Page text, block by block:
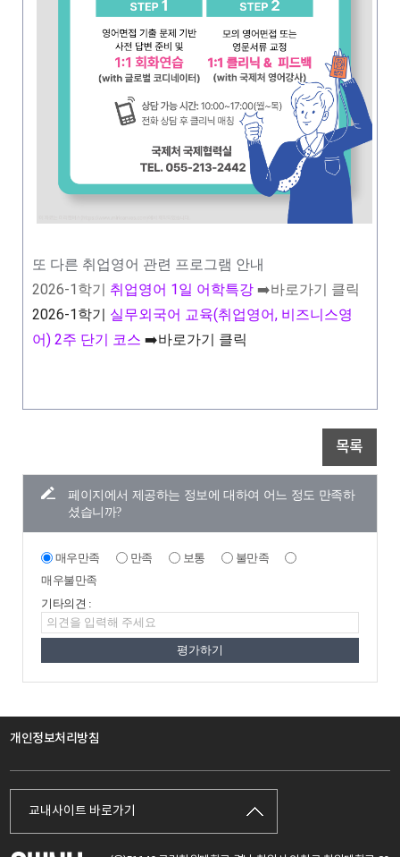
또 다른 취업영어 관련 프로그램 안내
2026-1학기 취업영어 1일 어학특강 ➡️바로가기 클릭
2026-1학기 실무외국어 교육(취업영어, 비즈니스영
어) 2주 단기 코스 ➡️바로가기 클릭
목록
페이지에서 제공하는 정보에 대하여 어느 정도 만족하
셨습니까?
매우만족 만족 보통
불만족
매우불만족
기타의견 :
개인정보처리방침
교내사이트 바로가기